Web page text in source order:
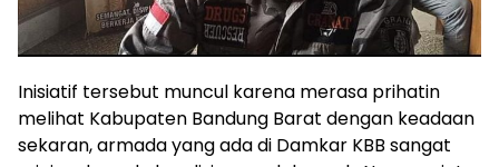
Inisiatif tersebut muncul karena merasa prihatin
melihat Kabupaten Bandung Barat dengan keadaan
sekaran, armada yang ada di Damkar KBB sangat